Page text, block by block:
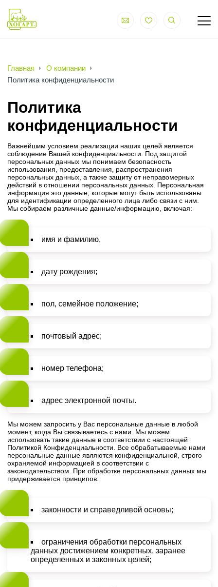
Главная
О компании
Политика конфиденциальности
Политика
конфиденциальности
Важнейшим условием реализации наших целей является
соблюдение Вашей конфиденциальности. Под защитой
персональных данных мы понимаем безопасность
использования, предоставления, распространения
персональных данных, а также защиту от неправомерных
действий в отношении персональных данных. Персональная
информация это данные, которые могут быть использованы
для идентификации определенного лица либо связи с ним.
Мы собираем различные данные/информацию, включая:
имя и фамилию,
дату рождения;
пол, семейное положение;
почтовый адрес;
номер телефона;
адрес электронной почты.
Мы можем запросить у Вас персональные данные в любой
момент, когда Вы связываетесь с нами. Мы можем
использовать такие данные в соответствии с настоящей
Политикой Конфиденциальности. Все обрабатываемые нами
персональные данные являются конфиденциальной, строго
охраняемой информацией в соответствии с
законодательством. При обработке персональных данных мы
придерживается принципов:
законности и справедливой основы;
ограничения обработки персональных
данных достижением конкретных, заранее
определенных и законных целей;